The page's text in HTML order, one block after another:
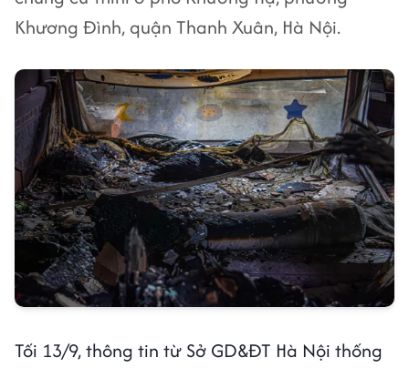
Khương Đình, quận Thanh Xuân, Hà Nội.
Tối 13/9, thông tin từ Sở GD&ĐT Hà Nội thống